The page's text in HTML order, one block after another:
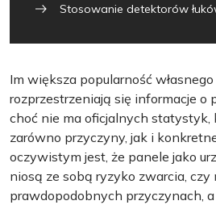
Stosowanie detektorów
Im większa popularność
rozprzestrzeniają się informacje o
choć nie ma oficjalnych statystyk,
zarówno przyczyny, jak i
oczywistym jest, że panele jako
niosą ze sobą ryzyko zwarcia, czy
prawdopodobnych przyczynach,